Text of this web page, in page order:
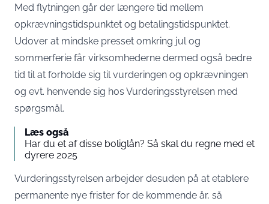
Med flytningen går der længere tid mellem
opkrævningstidspunktet og betalingstidspunktet.
Udover at mindske presset omkring jul og
sommerferie får virksomhederne dermed også bedre
tid til at forholde sig til vurderingen og opkrævningen
og evt. henvende sig hos Vurderingsstyrelsen med
spørgsmål.
Læs også
Har du et af disse boliglån? Så skal du regne med et
dyrere 2025
Vurderingsstyrelsen arbejder desuden på at etablere
permanente nye frister for de kommende år, så